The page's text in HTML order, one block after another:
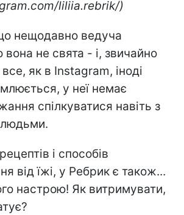
liliia.rebrik/)
нещодавно ведуча
вона не свята - і, звичайно
як в Instagram, іноді
у неї немає
спілкуватися навіть з
і способів
від їжі, у Ребрик є також...
настрою! Як витримувати,